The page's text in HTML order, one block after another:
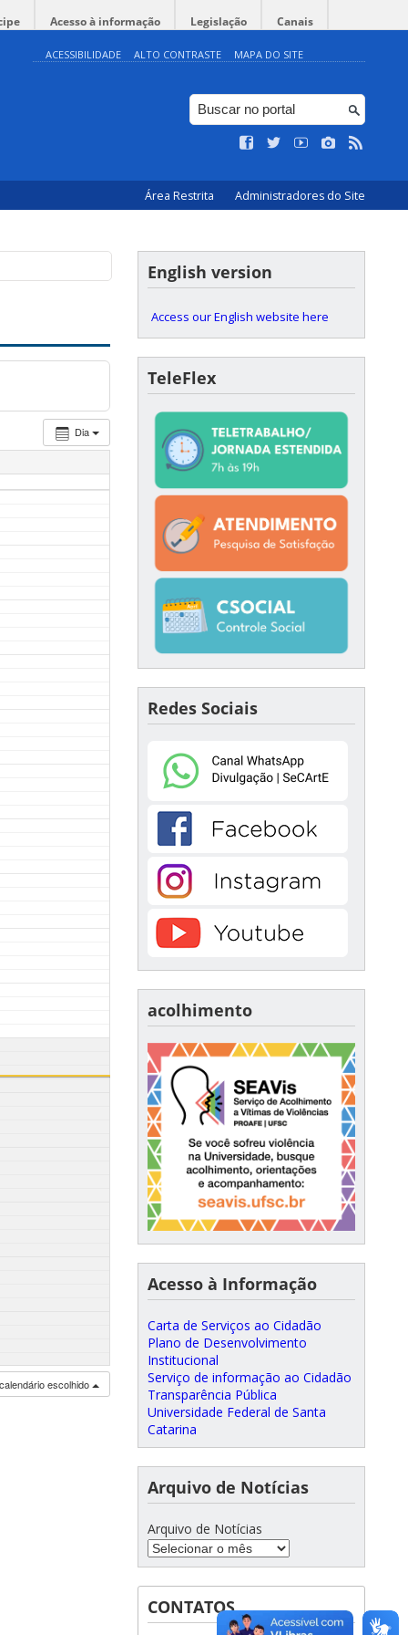
Acesso à informação Legislação Canais
ACESSIBILIDADE ALTO CONTRASTE MAPA DO SITE
Área Restrita Administradores do Site
Dia
escolhido
English version
Access our English website here
TeleFlex
Redes Sociais
acolhimento
Acesso à Informação
Carta de Serviços ao Cidadão
Plano de Desenvolvimento
Institucional
Serviço de informação ao Cidadão
Transparência Pública
Universidade Federal de Santa
Catarina
Arquivo de Notícias
Arquivo de Notícias
CONTATOS